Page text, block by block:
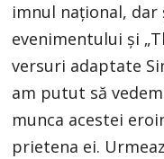
imnul naţional,
evenimentului şi
versuri adaptate
am putut să
munca acestei
prietena ei.